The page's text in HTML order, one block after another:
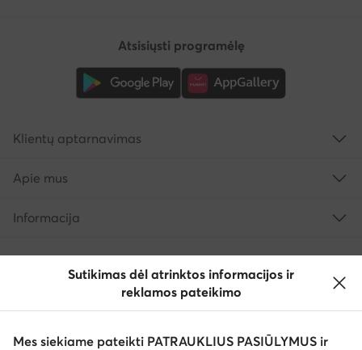
Atsisiųsti programėlę
Klientų aptarnavimas
Apie mus
Informacija
Sutikimas dėl atrinktos informacijos ir
reklamos pateikimo
Mes siekiame pateikti PATRAUKLIUS PASIŪLYMUS ir